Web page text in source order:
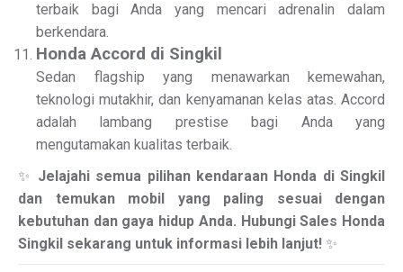
terbaik bagi Anda yang mencari adrenalin dalam
berkendara.
Honda Accord di Singkil
Sedan flagship yang menawarkan kemewahan,
teknologi mutakhir, dan kenyamanan kelas atas. Accord
adalah lambang prestise bagi Anda yang
mengutamakan kualitas terbaik.
✨ Jelajahi semua pilihan kendaraan Honda di Singkil
dan temukan mobil yang paling sesuai dengan
kebutuhan dan gaya hidup Anda. Hubungi Sales Honda
Singkil sekarang untuk informasi lebih lanjut! ✨